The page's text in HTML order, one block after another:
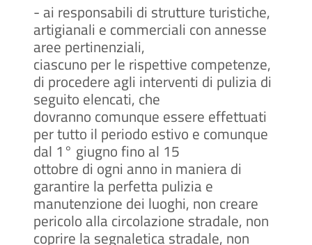
- ai responsabili di strutture turistiche,
artigianali e commerciali con annesse
aree pertinenziali,
ciascuno per le rispettive competenze,
di procedere agli interventi di pulizia di
seguito elencati, che
dovranno comunque essere effettuati
per tutto il periodo estivo e comunque
dal 1° giugno fino al 15
ottobre di ogni anno in maniera di
garantire la perfetta pulizia e
manutenzione dei luoghi, non creare
pericolo alla circolazione stradale, non
coprire la segnaletica stradale, non